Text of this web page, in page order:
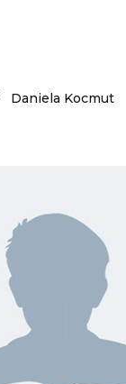
Daniela Kocmut